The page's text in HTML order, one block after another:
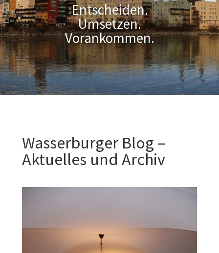
Entscheiden.
Umsetzen.
Vorankommen.
Wasserburger Blog –
Aktuelles und Archiv